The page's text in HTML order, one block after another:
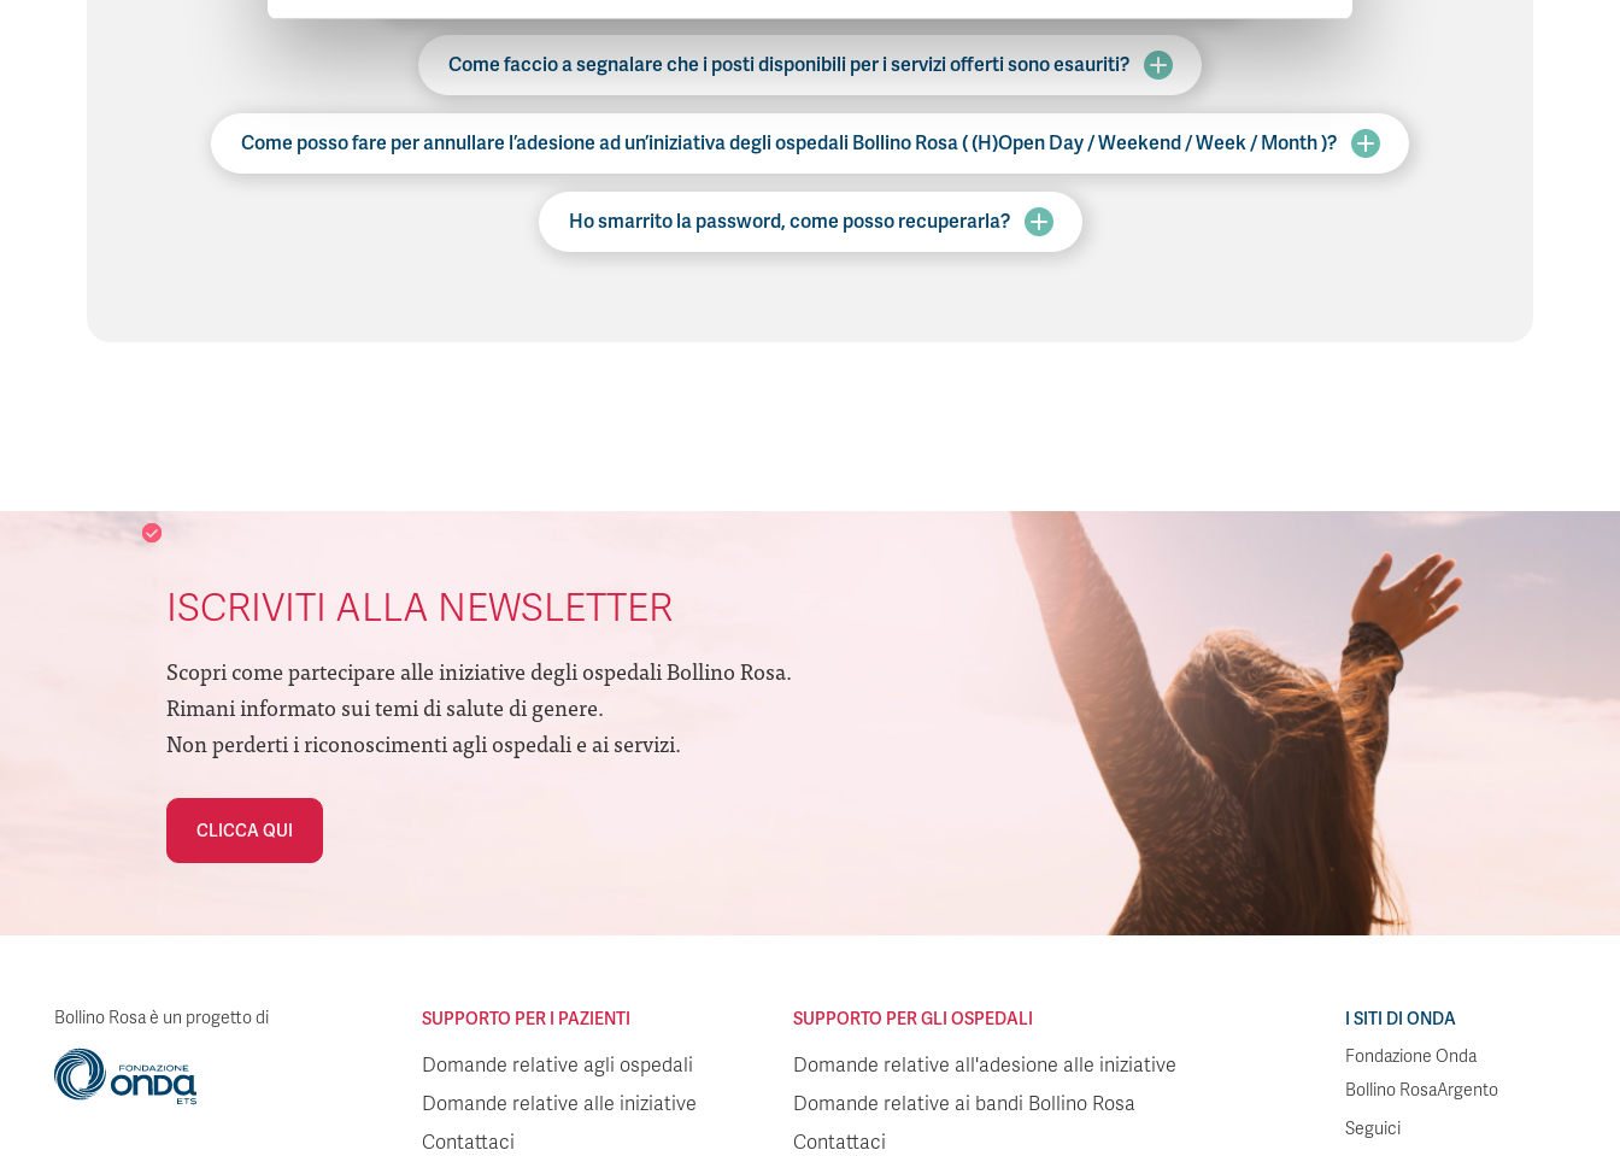
Come faccio a segnalare che i posti disponibili per i servizi offerti sono esauriti?
Come posso fare per annullare l’adesione ad un’iniziativa degli ospedali Bollino Rosa ( (H)Open Day / Weekend / Week / Month )?
Ho smarrito la password, come posso recuperarla?
ISCRIVITI ALLA NEWSLETTER
Scopri come partecipare alle iniziative degli ospedali Bollino Rosa.
Rimani informato sui temi di salute di genere.
Non perderti i riconoscimenti agli ospedali e ai servizi.
CLICCA QUI
Bollino Rosa è un progetto di SUPPORTO PER I PAZIENTI
Domande relative agli ospedali
Domande relative alle iniziative
Contattaci
SUPPORTO PER GLI OSPEDALI
Domande relative all'adesione alle iniziative
Domande relative ai bandi Bollino Rosa
Contattaci
I SITI DI ONDA
Fondazione Onda
Bollino RosaArgento
Seguici